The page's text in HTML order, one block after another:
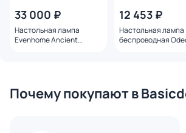
33 000 ₽
Настольная лампа
Evenhome Ancient
12 453 ₽
Настольная лампа
беспроводная
Почему покупают в